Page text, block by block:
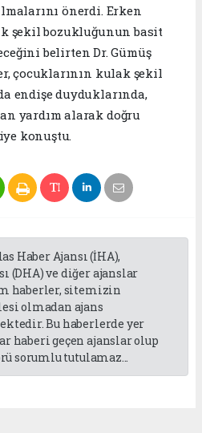
önerdi. Erken
şekil bozukluğunun basit
belirten Dr. Gümüş
çocuklarının kulak şekil
endişe duyduklarında,
yardım alarak doğru
konuştu.
Haber Ajansı (İHA),
(DHA) ve diğer ajanslar
haberler, sitemizin
olmadan ajans
Bu haberlerde yer
haberi geçen ajanslar olup
sorumlu tutulamaz...